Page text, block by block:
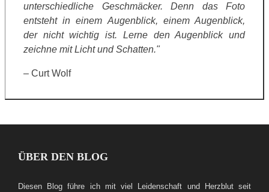
unterschiedliche Geschmäcker. Denn das Foto
entsteht in einem Augenblick, einem Augenblick,
der nicht wichtig ist. Lerne den Augenblick und
zeichne mit Licht und Schatten."
– Curt Wolf
ÜBER DEN BLOG
Diesen Blog führe ich mit viel Leidenschaft und Herzblut seit